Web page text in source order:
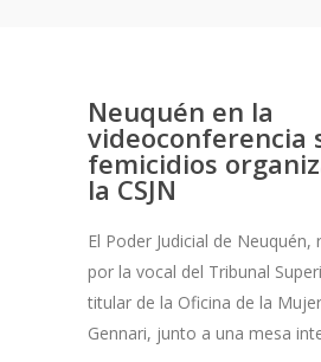
Neuquén en la
videoconferencia
femicidios
la CSJN
El Poder Judicial de Neuquén,
por la vocal del Tribunal
titular de la Oficina de la
Gennari, junto a una mesa